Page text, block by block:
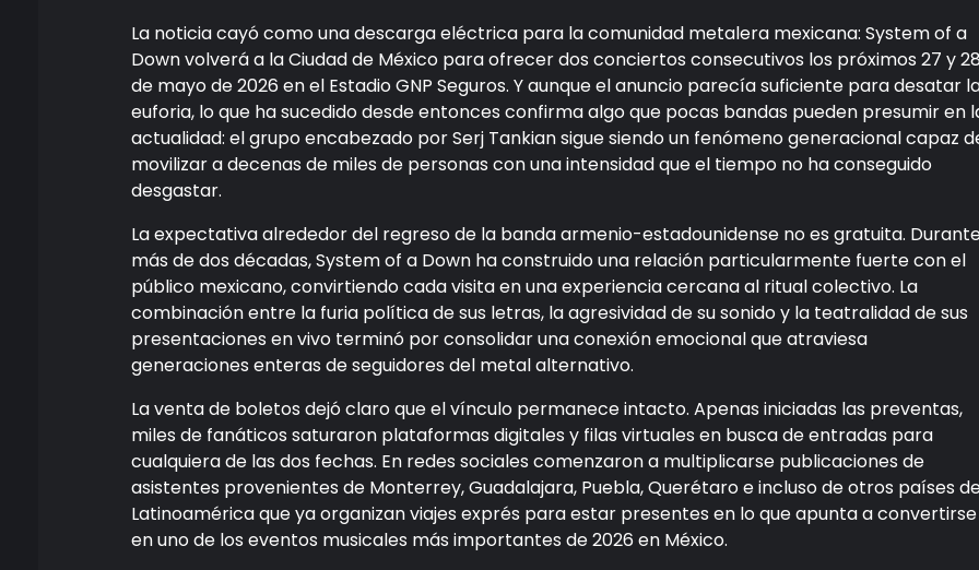
La noticia cayó como una descarga eléctrica para la comunidad metalera mexicana: System of a
Downvolverá a la Ciudad de México para ofrecer dos conciertos consecutivos los próximos 27 y
de mayo de 2026 en el Estadio GNP Seguros. Y aunque el anuncio parecía suficiente para desatar
euforia, lo que ha sucedido desde entonces confirma algo que pocas bandas pueden presumir en
actualidad: el grupo encabezado por Serj Tankian sigue siendo un fenómeno generacional capaz
movilizar a decenas de miles de personas con una intensidad que el tiempo no ha conseguido
desgastar.
La expectativa alrededor del regreso de la banda armenio-estadounidense no es gratuita.
más de dos décadas, System of a Down ha construido una relación particularmente fuerte con el
público mexicano, convirtiendo cada visita en una experiencia cercana al ritual colectivo. La
combinación entre la furia política de sus letras, la agresividad de su sonido y la teatralidad de sus
presentaciones en vivo terminó por consolidar una conexión emocional que atraviesa
generaciones enteras de seguidores del metal alternativo.
La venta de boletos dejó claro que el vínculo permanece intacto. Apenas iniciadas las preventas,
miles de fanáticos saturaron plataformas digitales y filas virtuales en busca de entradas para
cualquiera de las dos fechas. En redes sociales comenzaron a multiplicarse publicaciones de
asistentes provenientes de Monterrey, Guadalajara, Puebla, Querétaro e incluso de otros países
Latinoamérica que ya organizan viajes exprés para estar presentes en lo que apunta a convertirse
en uno de los eventos musicales más importantes de 2026 en México.